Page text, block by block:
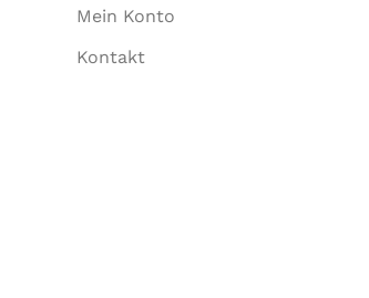
Mein Konto
Kontakt